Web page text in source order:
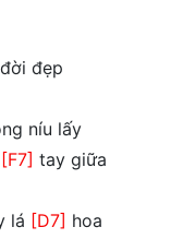
đẹp
níu lấy
[F7] tay giữa
lá [D7] hoa